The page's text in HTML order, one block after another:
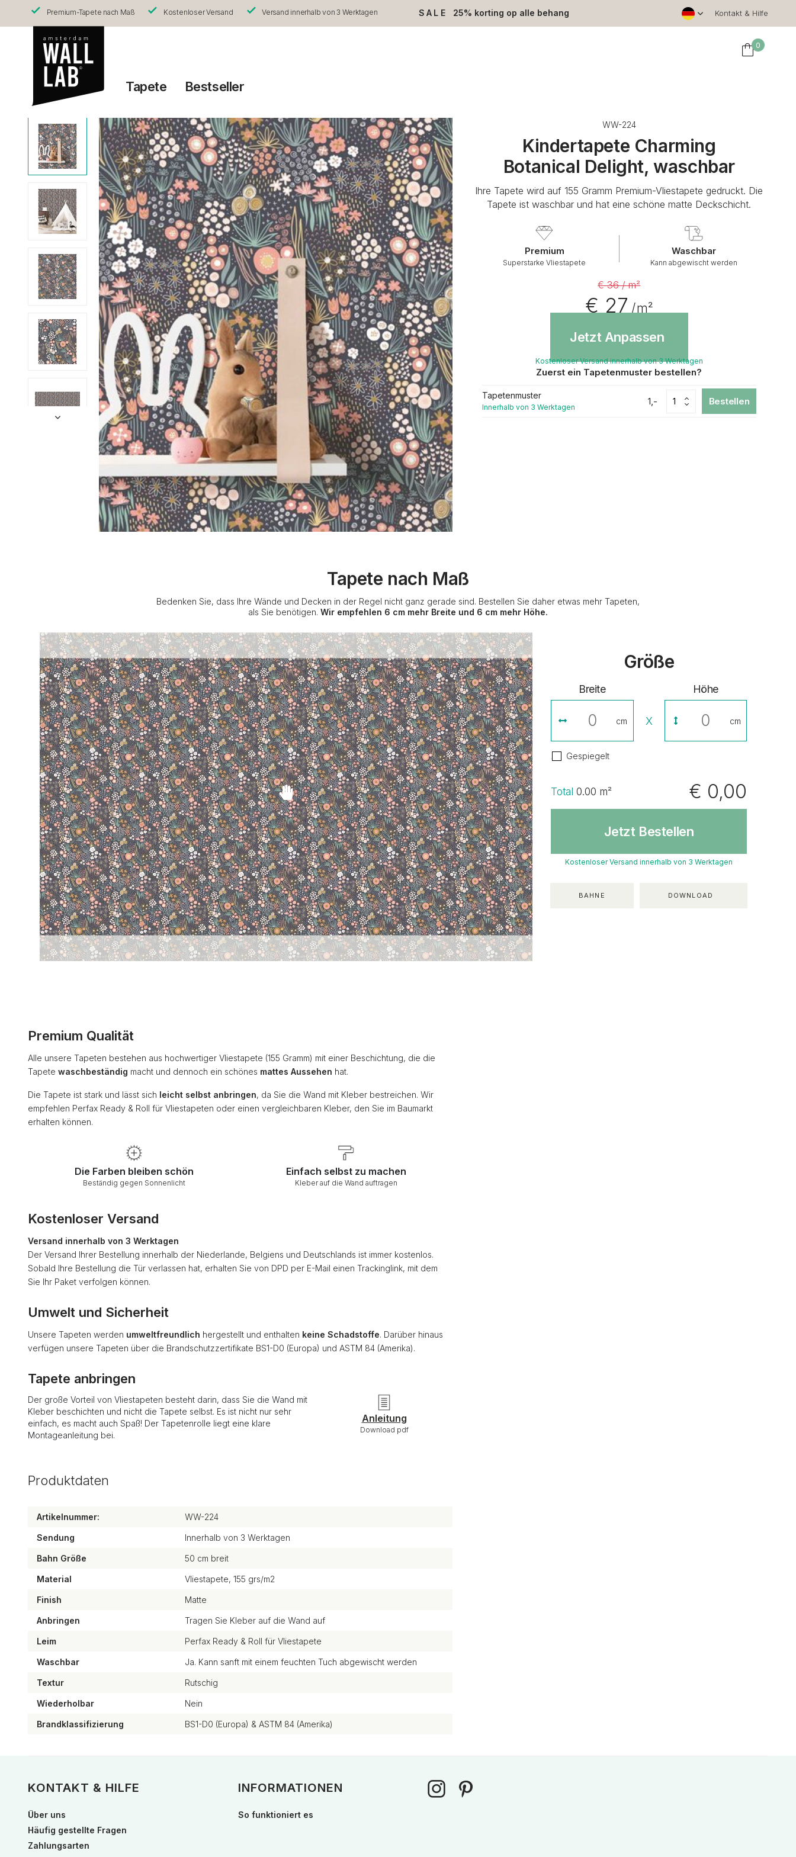
Premium-Tapete nach Maß Kostenloser Versand Versand innerhalb von 3 Werktagen SALE 25% korting op alle behang Kontakt & Hilfe
0
Tapete Bestseller
WW-224
Kindertapete Charming
Botanical Delight, waschbar
Ihre Tapete wird auf 155 Gramm Premium-Vliestapete gedruckt. Die
Tapete ist waschbar und hat eine schöne matte Deckschicht.
Premium
Superstarke Vliestapete
Waschbar
Kann abgewischt werden
€ 36 / m²
€ 27/ m²
Jetzt Anpassen
Kostenloser Versand innerhalb von 3 Werktagen
Zuerst ein Tapetenmuster bestellen?
Tapetenmuster
Innerhalb von 3 Werktagen
1,- Bestellen
Tapete nach Maß
Bedenken Sie, dass Ihre Wände und Decken in der Regel nicht ganz gerade sind. Bestellen Sie daher etwas mehr Tapeten,
als Sie benötigen. Wir empfehlen 6 cm mehr Breite und 6 cm mehr Höhe.
Größe
Breite
cm X
Höhe
cm
Gespiegelt
Total 0.00 m² € 0,00
Jetzt Bestellen
Kostenloser Versand innerhalb von 3 Werktagen
BAHNE DOWNLOAD
Premium Qualität
Alle unsere Tapeten bestehen aus hochwertiger Vliestapete (155 Gramm) mit einer Beschichtung, die die
Tapete waschbeständig macht und dennoch ein schönes mattes Aussehen hat.
Die Tapete ist stark und lässt sich leicht selbst anbringen, da Sie die Wand mit Kleber bestreichen. Wir
empfehlen Perfax Ready & Roll für Vliestapeten oder einen vergleichbaren Kleber, den Sie im Baumarkt
erhalten können.
Die Farben bleiben schön
Beständig gegen Sonnenlicht
Einfach selbst zu machen
Kleber auf die Wand auftragen
Kostenloser Versand
Versand innerhalb von 3 Werktagen
Der Versand Ihrer Bestellung innerhalb der Niederlande, Belgiens und Deutschlands ist immer kostenlos.
Sobald Ihre Bestellung die Tür verlassen hat, erhalten Sie von DPD per E-Mail einen Trackinglink, mit dem
Sie Ihr Paket verfolgen können.
Umwelt und Sicherheit
Unsere Tapeten werden umweltfreundlich hergestellt und enthalten keine Schadstoffe. Darüber hinaus
verfügen unsere Tapeten über die Brandschutzzertifikate BS1-D0 (Europa) und ASTM 84 (Amerika).
Tapete anbringen
Der große Vorteil von Vliestapeten besteht darin, dass Sie die Wand mit
Kleber beschichten und nicht die Tapete selbst. Es ist nicht nur sehr
einfach, es macht auch Spaß! Der Tapetenrolle liegt eine klare
Montageanleitung bei.
Anleitung
Download pdf
Produktdaten
Artikelnummer: WW-224
Sendung Innerhalb von 3 Werktagen
Bahn Größe 50 cm breit
Material Vliestapete, 155 grs/m2
Finish Matte
Anbringen Tragen Sie Kleber auf die Wand auf
Leim Perfax Ready & Roll für Vliestapete
Waschbar Ja. Kann sanft mit einem feuchten Tuch abgewischt werden
Textur Rutschig
Wiederholbar Nein
Brandklassifizierung BS1-D0 (Europa) & ASTM 84 (Amerika)
KONTAKT & HILFE
Über uns
Häufig gestellte Fragen
Zahlungsarten
INFORMATIONEN
So funktioniert es